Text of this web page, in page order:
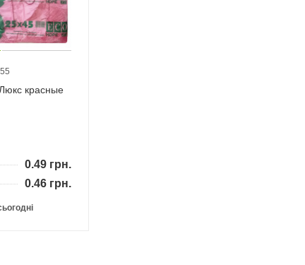
красные
0.49 грн.
0.46 грн.